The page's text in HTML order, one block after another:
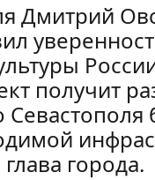
Дмитрий
получит
города.